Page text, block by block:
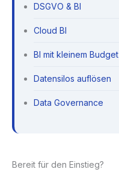
DSGVO & BI
Cloud BI
BI mit kleinem Budget
Datensilos auflösen
Data Governance
Bereit für den Einstieg?